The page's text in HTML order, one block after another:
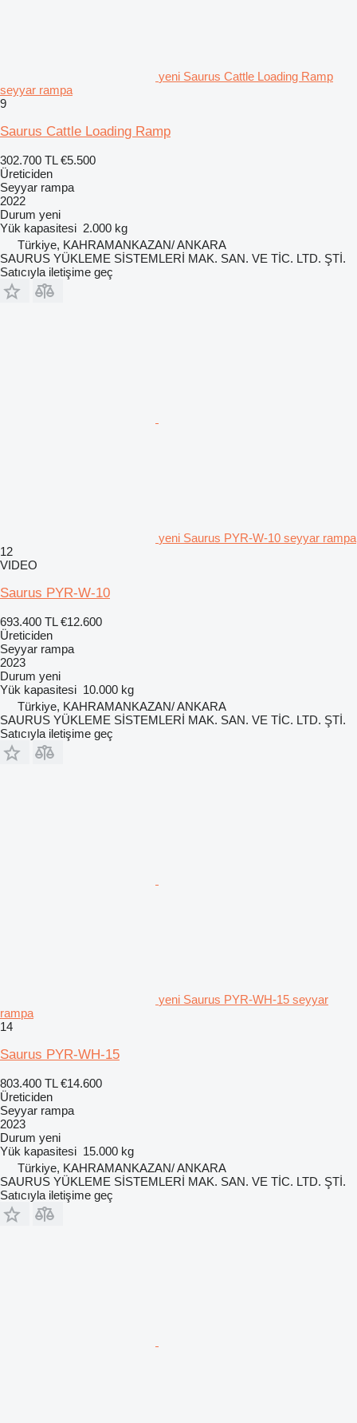
yeni Saurus Cattle Loading Ramp
seyyar rampa
9
Saurus Cattle Loading Ramp
302.700 TL €5.500
Üreticiden
Seyyar rampa
2022
Durum yeni
Yük kapasitesi 2.000 kg
Türkiye, KAHRAMANKAZAN/ ANKARA
SAURUS YÜKLEME SİSTEMLERİ MAK. SAN. VE TİC. LTD. ŞTİ.
Satıcıyla iletişime geç
yeni Saurus PYR-W-10 seyyar rampa
12
VIDEO
Saurus PYR-W-10
693.400 TL €12.600
Üreticiden
Seyyar rampa
2023
Durum yeni
Yük kapasitesi 10.000 kg
Türkiye, KAHRAMANKAZAN/ ANKARA
SAURUS YÜKLEME SİSTEMLERİ MAK. SAN. VE TİC. LTD. ŞTİ.
Satıcıyla iletişime geç
yeni Saurus PYR-WH-15 seyyar
rampa
14
Saurus PYR-WH-15
803.400 TL €14.600
Üreticiden
Seyyar rampa
2023
Durum yeni
Yük kapasitesi 15.000 kg
Türkiye, KAHRAMANKAZAN/ ANKARA
SAURUS YÜKLEME SİSTEMLERİ MAK. SAN. VE TİC. LTD. ŞTİ.
Satıcıyla iletişime geç